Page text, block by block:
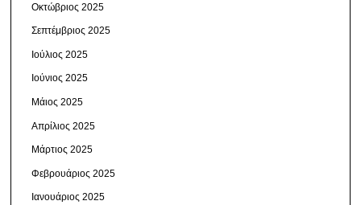
Οκτώβριος 2025
Σεπτέμβριος 2025
Ιούλιος 2025
Ιούνιος 2025
Μάιος 2025
Απρίλιος 2025
Μάρτιος 2025
Φεβρουάριος 2025
Ιανουάριος 2025